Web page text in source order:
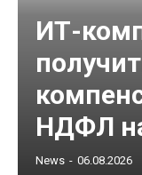
ИТ-
НДФЛ
News - 06.08.2026